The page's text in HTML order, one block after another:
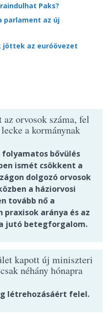
Paks?
parlament az új
jöttek az euróövezet
orvosok száma, fel
a kormánynak
folyamatos bővülés
ismét csökkent a
dolgozó orvosok
a háziorvosi
tovább nő a
aránya és az
jutó betegforgalom.
kapott új miniszteri
néhány hónapra
létrehozásáért felel.